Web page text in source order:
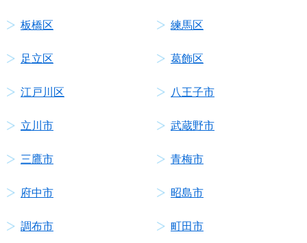
板橋区 練馬区
足立区 葛飾区
江戸川区 八王子市
立川市 武蔵野市
三鷹市 青梅市
府中市 昭島市
調布市 町田市